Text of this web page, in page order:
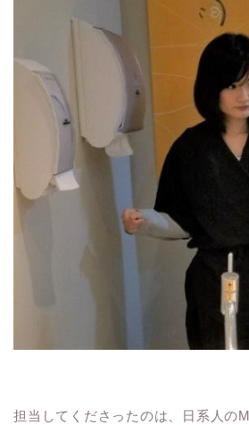
担当してくださったのは、 日系人の